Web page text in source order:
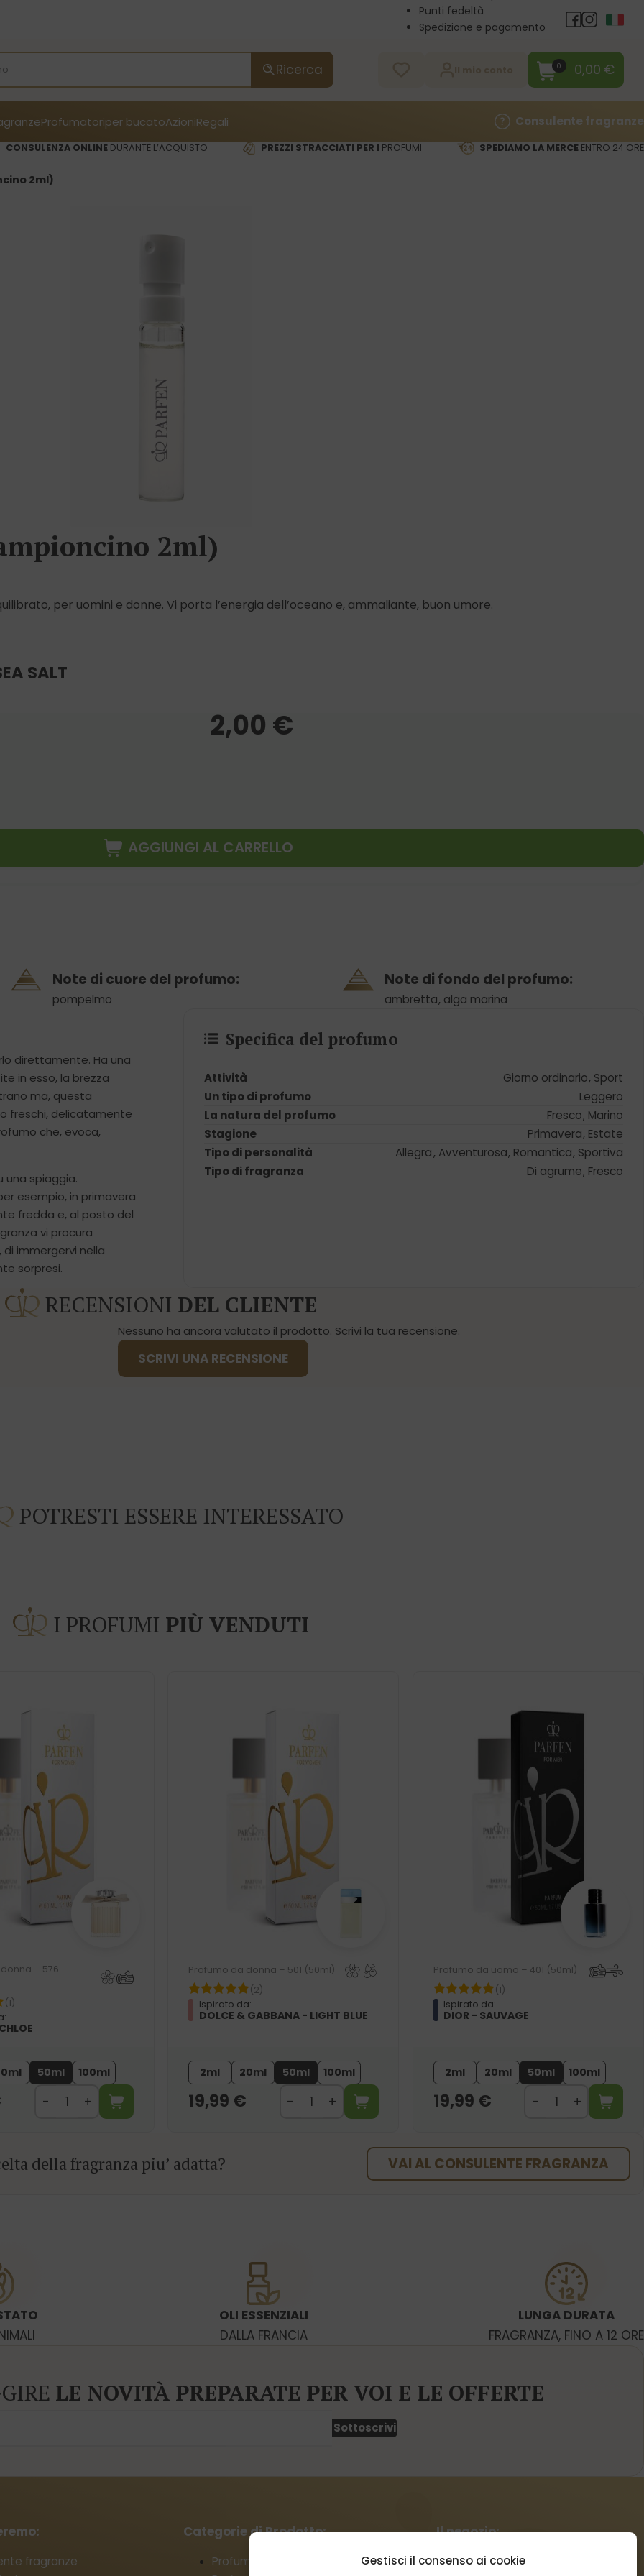
Gestisci il consenso ai cookie
Punti fedeltà
Spedizione e pagamento
Ricerca 0 0,00 €
Profumatoriper bucatoAzioniRegali Consulente fragranze
CONSULENZA ONLINEDURANTE L’ACQUISTO PREZZI STRACCIATI PER I PROFUMI SPEDIAMO LA MERCE ENTRO 24 ORE
2ml)
2ml)
per uomini e donne. Vi porta l’energia dell’oceano e, ammaliante, buon umore.
SALT
2,00 €
AGGIUNGI AL CARRELLO
Note di cuore del profumo:
pompelmo
Note di fondo del profumo:
ambretta, alga marina
direttamente. Ha una
in esso, la brezza
ma, questa
freschi, delicatamente
che, evoca,
una spiaggia.
esempio, in primavera
fredda e, al posto del
vi procura
di immergervi nella
sorpresi.
Specifica del profumo
Attività Giorno ordinario, Sport
Un tipo di profumo
Leggero
La natura del profumo
Fresco, Marino
Stagione
Primavera, Estate
Tipo di personalità
Allegra, Avventurosa, Romantica, Sportiva
Tipo di fragranza
Di agrume, Fresco
RECENSIONIDEL CLIENTE
Nessuno ha ancora valutato il prodotto. Scrivi la tua recensione.
SCRIVI UNA RECENSIONE
POTRESTI ESSERE INTERESSATO
I PROFUMI PIÙ VENDUTI
– 576
(1)
50ml 100ml
Profumo da donna – 501 (50ml)
(2)
Ispirato da:
DOLCE & GABBANA - LIGHT BLUE
2ml 20ml 50ml 100ml
19,99 €
Profumo da uomo – 401 (50ml)
(1)
Ispirato da:
DIOR - SAUVAGE
2ml 20ml 50ml 100ml
19,99 €
della fragranza piu’ adatta? VAI AL CONSULENTE FRAGRANZA
OLI ESSENZIALI
DALLA FRANCIA
LUNGA DURATA
FRAGRANZA, FINO A 12 ORE
LE NOVITÀ PREPARATE PER VOI E LE OFFERTE
Sottoscrivi
fragranze
Categorie di Prodotto:
Profumi da donna
Il negozio:
Condizioni commerciali